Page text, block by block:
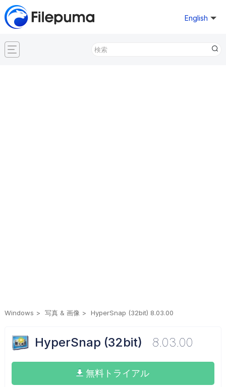
English
Windows 写真 & 画像 HyperSnap (32bit) 8.03.00
HyperSnap (32bit) 8.03.00
無料トライアル